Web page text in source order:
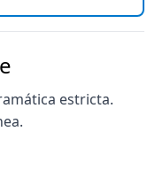
estricta.